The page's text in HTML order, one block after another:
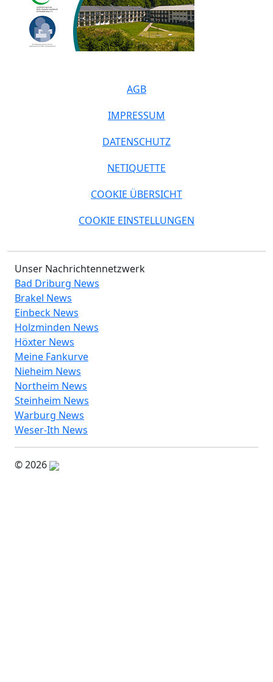
AGB
IMPRESSUM
DATENSCHUTZ
NETIQUETTE
COOKIE ÜBERSICHT
COOKIE EINSTELLUNGEN
Unser Nachrichtennetzwerk
Bad Driburg News
Brakel News
Einbeck News
Holzminden News
Höxter News
Meine Fankurve
Nieheim News
Northeim News
Steinheim News
Warburg News
Weser-Ith News
© 2026